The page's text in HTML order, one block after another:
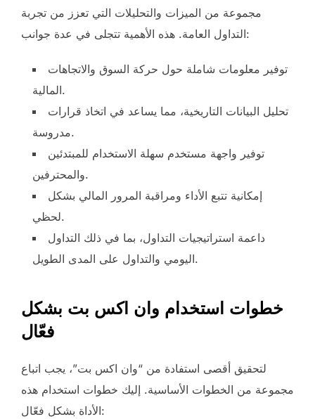
مجموعة من الميزات والتحليلات التي تعزز من تجربة
التداول العامة. هذه الأهمية تتجلى في عدة جوانب:
توفير معلومات شاملة حول حركة السوق والاتجاهات
المالية.
تحليل البيانات التاريخية، مما يساعد في اتخاذ قرارات
مدروسة.
توفير واجهة مستخدم سهلة الاستخدام للمبتدئين
والمحترفين.
إمكانية تتبع الأداء ومراقبة المرور المالي بشكل
لحظي.
داعمة استراتيجيات التداول، بما في ذلك التداول
اليومي والتداول على المدى الطويل.
خطوات استخدام وان اكس بت بشكل
فعّال
لتحقيق أقصى استفادة من “وان اكس بت”، يجب اتباع
مجموعة من الخطوات الأساسية. إليك خطوات استخدام هذه
الأداة بشكل فعّال: